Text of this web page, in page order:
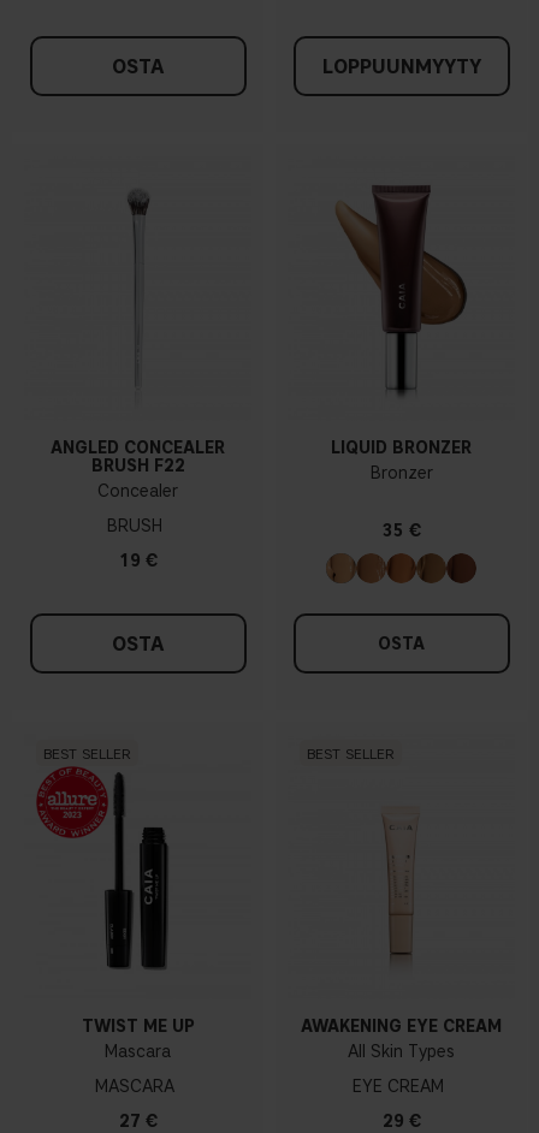
OSTA LOPPUUNMYYTY
ANGLED CONCEALER
BRUSH F22
Concealer
BRUSH
19 €
OSTA
LIQUID BRONZER
Bronzer
35 €
OSTA
BEST SELLER
TWIST ME UP
Mascara
MASCARA
27 €
BEST SELLER
AWAKENING EYE CREAM
All Skin Types
EYE CREAM
29 €